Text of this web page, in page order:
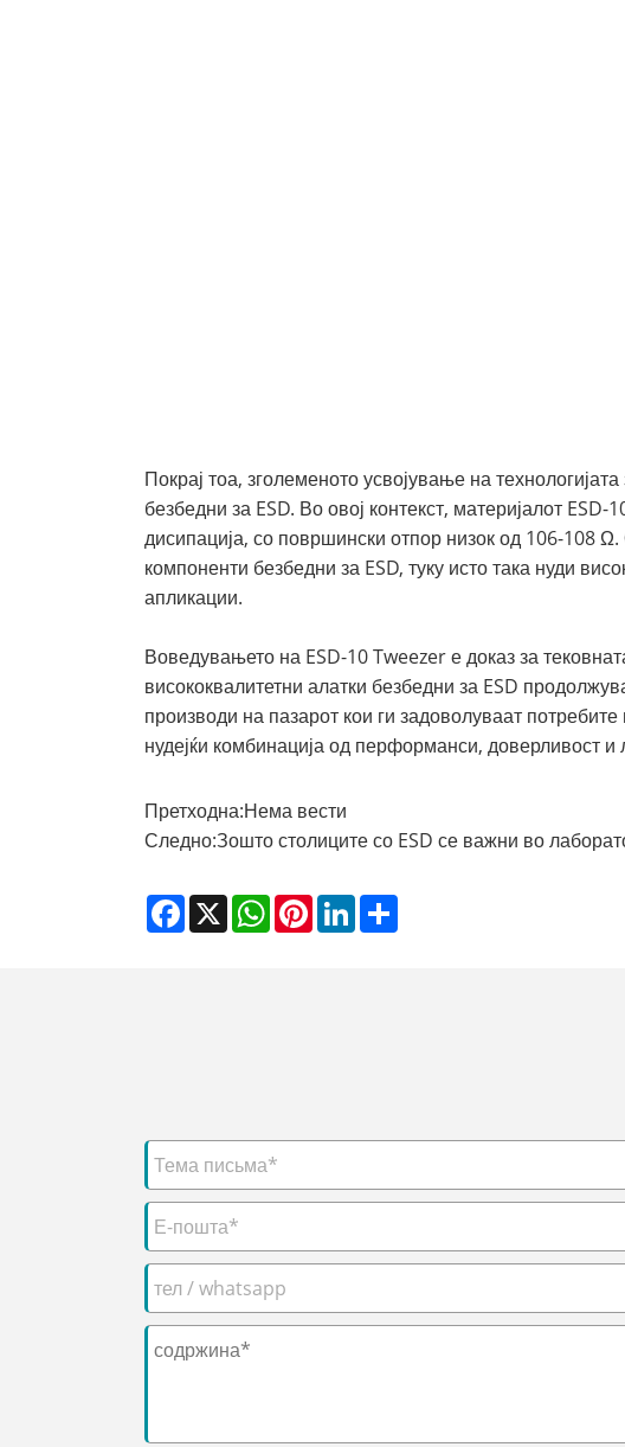
Покрај тоа, зголеменото усвојување на
безбедни за ESD. Во овој контекст, материјалот
дисипација, со површински отпор низок од 106-108
компоненти безбедни за ESD, туку исто така нуди
апликации.
Воведувањето на ESD-10 Tweezer е доказ за
висококвалитетни алатки безбедни за ESD
производи на пазарот кои ги задоволуваат
нудејќи комбинација од перформанси, доверливост и
Претходна:Нема вести
Следно:Зошто столиците со ESD се важни во
Facebook
X WhatsApp
PinterestLinkedIn